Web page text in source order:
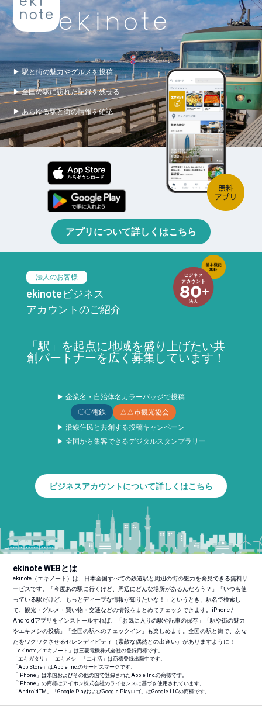
▶ 駅と街の魅力やグルメを投稿
▶ 全国の駅に訪れた記録を残せる
▶ あらゆる駅と街の情報を確認
アプリについて詳しくはこちら
法人のお客様
ekinoteビジネス
アカウントのご紹介
「駅」を起点に地域を盛り上げたい共
創パートナーを広く募集しています！
▶ 企業名・自治体名カラーバッジで投稿
〇〇電鉄
△△市観光協会
▶ 沿線住民と共創する投稿キャンペーン
▶ 全国から集客できるデジタルスタンプラリー
ビジネスアカウントについて詳しくはこちら
ekinote WEBとは
ekinote（エキノート）は、日本全国すべての鉄道駅と周辺の街の魅力を発見できる無料サ
ービスです。「今度あの駅に行くけど、周辺にどんな場所があるんだろう？」「いつも使
っている駅だけど、もっとディープな情報が知りたいな！」というとき、駅名で検索し
て、観光・グルメ・買い物・交通などの情報をまとめてチェックできます。iPhone /
Androidアプリをインストールすれば、「お気に入りの駅や記事の保存」「駅や街の魅力
やエキメシの投稿」「全国の駅へのチェックイン」も楽しめます。全国の駅と街で、あな
たをワクワクさせるセレンディピティ（素敵な偶然との出逢い）がありますように！
「ekinote／エキノート」は三菱電機株式会社の登録商標です。
「エキガタリ」「エキメシ」「エキ活」は商標登録出願中です。
「App Store」はApple Inc.のサービスマークです。
「iPhone」は米国およびその他の国で登録されたApple Inc.の商標です。
「iPhone」の商標はアイホン株式会社のライセンスに基づき使用されています。
「AndroidTM 」「Google PlayおよびGoogle Playロゴ」はGoogle LLCの商標です。